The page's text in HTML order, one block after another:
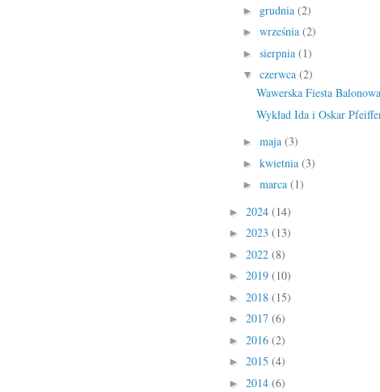
► grudnia (2)
► września (2)
► sierpnia (1)
▼ czerwca (2)
Wawerska Fiesta Balonowa
Wykład Ida i Oskar
► maja (3)
► kwietnia (3)
► marca (1)
► 2024 (14)
► 2023 (13)
► 2022 (8)
► 2019 (10)
► 2018 (15)
► 2017 (6)
► 2016 (2)
► 2015 (4)
► 2014 (6)